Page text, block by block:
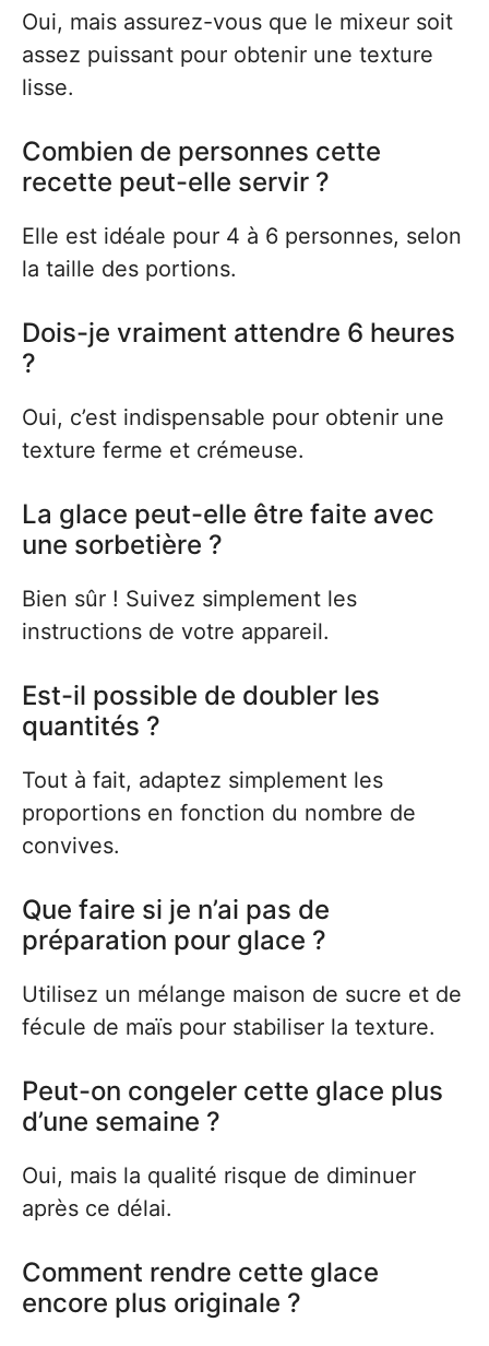
Oui, mais assurez-vous que le mixeur soit
assez puissant pour obtenir une texture
lisse.
Combien de personnes cette
recette peut-elle servir ?
Elle est idéale pour 4 à 6 personnes, selon
la taille des portions.
Dois-je vraiment attendre 6 heures
?
Oui, c’est indispensable pour obtenir une
texture ferme et crémeuse.
La glace peut-elle être faite avec
une sorbetière ?
Bien sûr ! Suivez simplement les
instructions de votre appareil.
Est-il possible de doubler les
quantités ?
Tout à fait, adaptez simplement les
proportions en fonction du nombre de
convives.
Que faire si je n’ai pas de
préparation pour glace ?
Utilisez un mélange maison de sucre et de
fécule de maïs pour stabiliser la texture.
Peut-on congeler cette glace plus
d’une semaine ?
Oui, mais la qualité risque de diminuer
après ce délai.
Comment rendre cette glace
encore plus originale ?